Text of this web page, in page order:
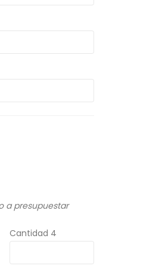
a presupuestar
Cantidad 4